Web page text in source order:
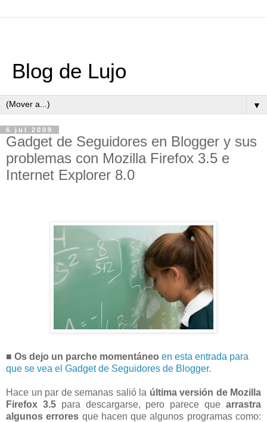
Blog de Lujo
▼
6 jul 2009
Gadget de Seguidores en Blogger y sus
problemas con Mozilla Firefox 3.5 e
Internet Explorer 8.0
■ Os dejo un parche momentáneo en esta entrada para
que se vea el Gadget de Seguidores de Blogger.
Hace un par de semanas salió la última versión de Mozilla
Firefox 3.5para descargarse, pero parece quearrastra
algunos errores que hacen que algunos programas como: